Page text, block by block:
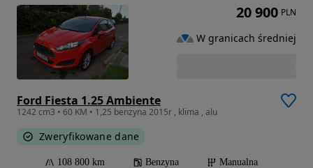
Ford Fiesta 1.25 Ambiente
1242 cm3 • 60 KM • 1,25 benzyna 2015r , klima , alu
Zweryfikowane dane
108 800 km Benzyna
Manualna
20 900 PLN
W granicach średniej